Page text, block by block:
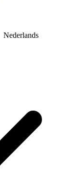
Nederlands